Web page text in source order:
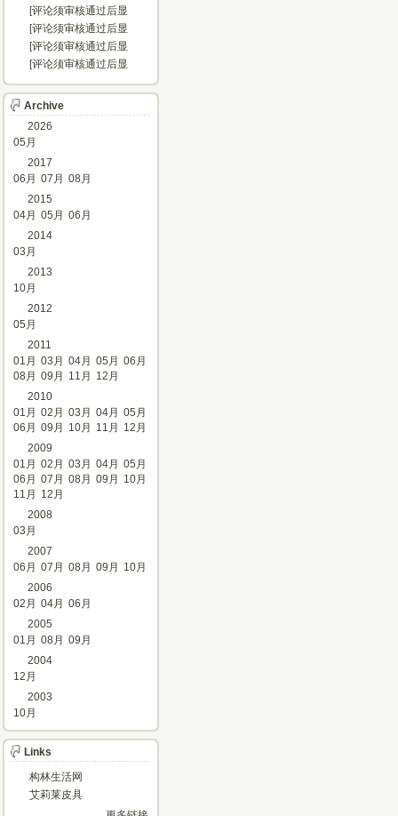
示...]
[评论须审核通过后显
示...]
[评论须审核通过后显
示...]
[评论须审核通过后显
示...]
[评论须审核通过后显
Archive
2026
05月
2017
06月 07月 08月
2015
04月 05月 06月
2014
03月
2013
10月
2012
05月
2011
01月 03月 04月 05月 06月
08月 09月 11月
12月
2010
01月 02月 03月 04月 05月
06月 09月 10月 11月
12月
2009
01月 02月 03月 04月 05月
06月 07月 08月 09月
10月
11月
12月
2008
03月
2007
06月 07月 08月 09月
10月
2006
02月 04月 06月
2005
01月 08月 09月
2004
12月
2003
10月
Links
构林生活网
艾莉莱皮具